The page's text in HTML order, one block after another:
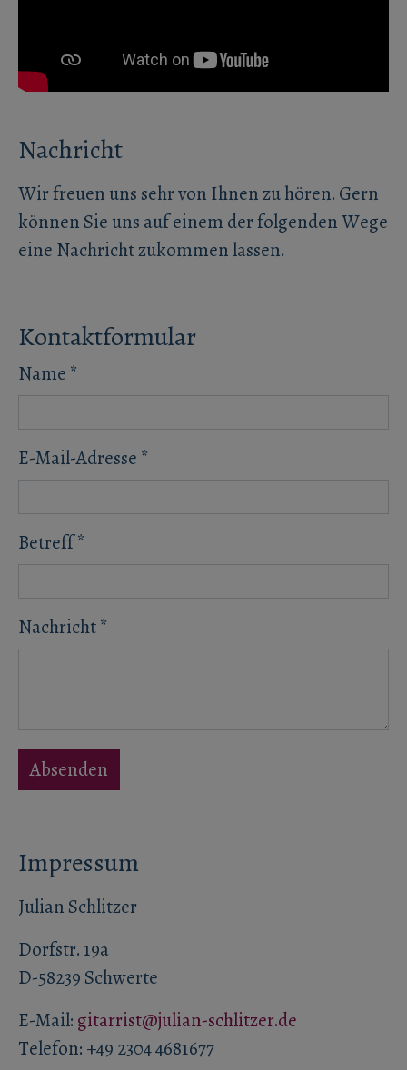
Nachricht
Wir freuen uns sehr von Ihnen zu hören. Gern
können Sie uns auf einem der folgenden Wege
eine Nachricht zukommen lassen.
Kontaktformular
Name *
E-Mail-Adresse *
Betreff*
Nachricht*
Absenden
Impressum
Julian Schlitzer
Dorfstr. 19a
D-58239 Schwerte
E-Mail: gitarrist@julian-schlitzer.de
Telefon: +49 2304 4681677